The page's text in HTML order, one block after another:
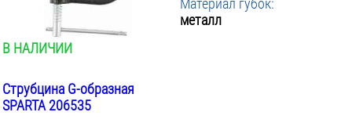
Материал губок:
металл
В НАЛИЧИИ
Струбцина G-образная
SPARTA 206535